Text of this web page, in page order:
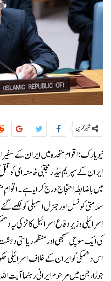
شئیر کریں
نیویارک:اقوامِ متحدہ میں ایران کے
ایران کے سپریم لیڈر مجتبیٰ خامنہ ای کو
میں باضابطہ احتجاج درج کرایا
سلامتی کونسل اور جنرل اسمبلی کو لکھے
اسرائیلی وزیرِ دفاع اسرائیل کاٹز کی یہ
کی ایک سوچی سمجھی اور منظم ریاستی
اس دھمکی کو ایران کے خلاف اسرائیلی
جوڑا، جن میں مرحوم ایرانی رہنما آیت